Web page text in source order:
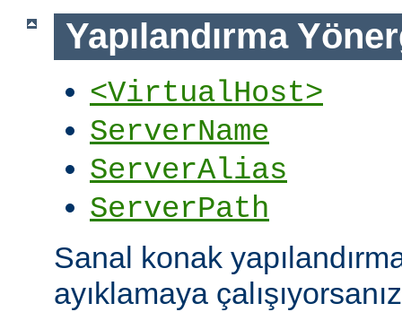
Yapılandırma
<VirtualHost>
ServerName
ServerAlias
ServerPath
Sanal konak
ayıklamaya